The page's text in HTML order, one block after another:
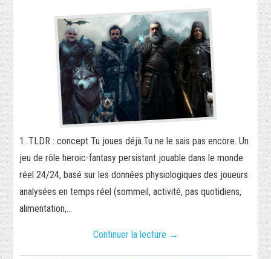
PHP
RÉALISATIONS
PIXEL-ART
TORRENT
JEUX VIDÉO
WORDPRESS
1. TLDR : concept Tu joues déjà.Tu ne le sais pas encore. Un
jeu de rôle heroic-fantasy persistant jouable dans le monde
réel 24/24, basé sur les données physiologiques des joueurs
analysées en temps réel (sommeil, activité, pas quotidiens,
alimentation,…
Continuer la lecture →